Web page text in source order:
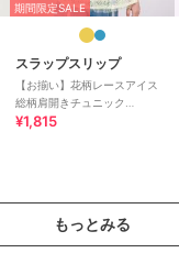
期間限定SALE
スラップスリップ
【お揃い】花柄レースアイス
総柄肩開きチュニック
(90~130cm)
¥1,815
もっとみる